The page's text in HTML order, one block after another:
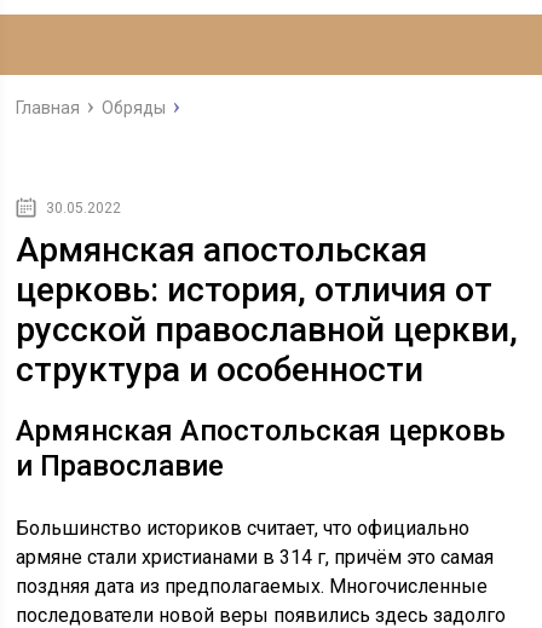
Главная Обряды
30.05.2022
Армянская апостольская
церковь: история, отличия от
русской православной церкви,
структура и особенности
Армянская Апостольская церковь
и Православие
Большинство историков считает, что официально
армяне стали христианами в 314 г, причём это самая
поздняя дата из предполагаемых. Многочисленные
последователи новой веры появились здесь задолго